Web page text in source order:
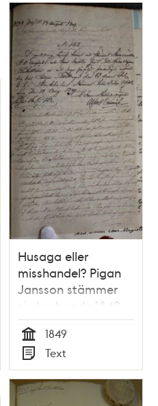
Husaga eller
misshandel? Pigan
Jansson stämmer
sin husbonde 1849
Tid
1849
Typ
Text